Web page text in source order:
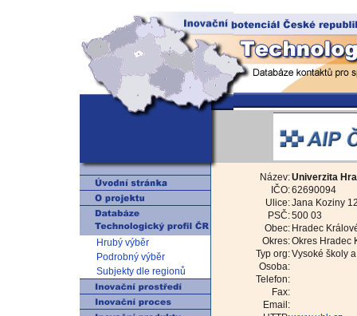
Hrubý výběr
Podrobný výběr
Subjekty dle regionů
Název:Univerzita
IČO:62690094
Ulice:Jana Koziny
PSČ:500 03
Obec: Hradec
Okres:Okres Hradec
Typ org:Vysoké školy
Osoba:
Telefon:
Fax:
Email: